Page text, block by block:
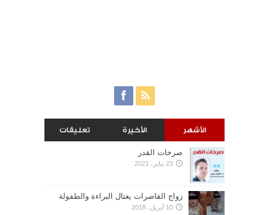
الأشهر الأخيرة تعليقات
صرخات القدر
23 يناير، 2021
زواج القاصرات يغتال البراءة والطفولة
10 أبريل، 2018